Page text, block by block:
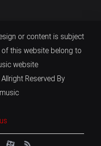
or content is subject
this website belong to
website
Reserved By